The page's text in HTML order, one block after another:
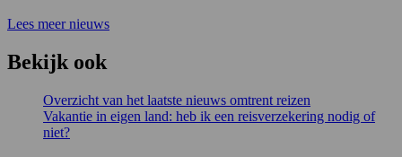
Lees meer nieuws
Bekijk ook
Overzicht van het laatste nieuws omtrent reizen
Vakantie in eigen land: heb ik een reisverzekering nodig of
niet?